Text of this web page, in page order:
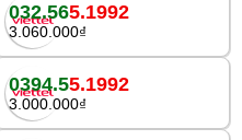
032.565.1992
3.060.000₫
0394.55.1992
3.000.000₫